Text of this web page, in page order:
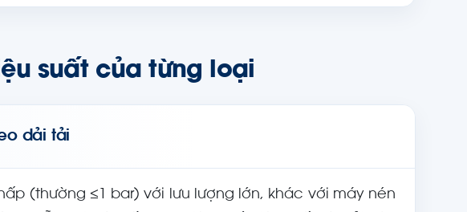
suất của từng loại
dải tải
(thường ≤1 bar) với lưu lượng lớn, khác với máy nén